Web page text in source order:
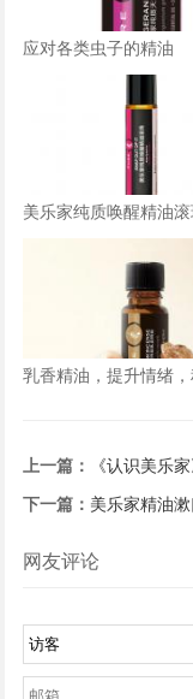
应对各类虫子的精油
美乐家纯质唤醒精油
乳香精油，提升情绪
上一篇：
《认识美乐家
下一篇： 美乐家精油
网友评论